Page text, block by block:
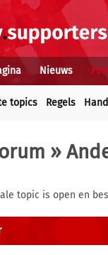
Nieuws
topics Regels
»
topic is open en